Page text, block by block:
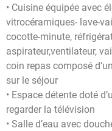
• Cuisine équipée avec
vitrocéramiques- lave-
cocotte-minute,
aspirateur,ventilateur,
coin repas composé
sur le séjour
• Espace détente doté
regarder la télévision
• Salle d’eau avec